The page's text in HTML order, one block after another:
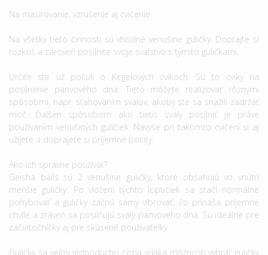
Na masírovanie, vzrušenie aj cvičenie.
Na všetky tieto činnosti sú vhodné venušine guličky. Doprajte si
rozkoš a zároveň posilnite svoje svalstvo s týmito guličkami.
Určite ste už počuli o Kegelových cvikoch. Sú to cviky na
posilnenie panvového dna. Tieto môžete realizovať rôznymi
spôsobmi, napr. sťahovaním svalov, akoby ste sa snažili zadržať
moč. Ďalším spôsobom ako tieto svaly posilniť je práve
používaním venušiných guličiek. Navyše pri takomto cvičení si aj
užijete a doprajete si príjemné pocity.
Ako ich správne používať?
Geisha balls sú 2 venušine guličky, ktoré obsahujú vo vnútri
menšie guličky. Po vložení týchto loptičiek sa stačí normálne
pohybovať a guličky začnú samy vibrovať, čo prináša príjemné
chvíle a zráveň sa posilňujú svaly panvového dna. Sú ideálne pre
začiatočníčky aj pre skúsené používateľky.
Guličky sa veľmi jednoducho čistia vďaka možnosti vybrať guličky